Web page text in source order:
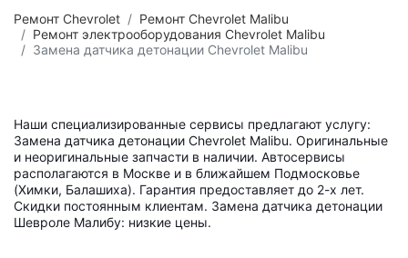
Ремонт Chevrolet
Ремонт Chevrolet Malibu
Ремонт электрооборудования Chevrolet Malibu
Замена датчика детонации Chevrolet Malibu
Наши специализированные сервисы предлагают услугу:
Замена датчика детонации Chevrolet Malibu. Оригинальные
и неоригинальные запчасти в наличии. Автосервисы
располагаются в Москве и в ближайшем Подмосковье
(Химки, Балашиха). Гарантия предоставляет до 2-х лет.
Скидки постоянным клиентам. Замена датчика детонации
Шевроле Малибу: низкие цены.